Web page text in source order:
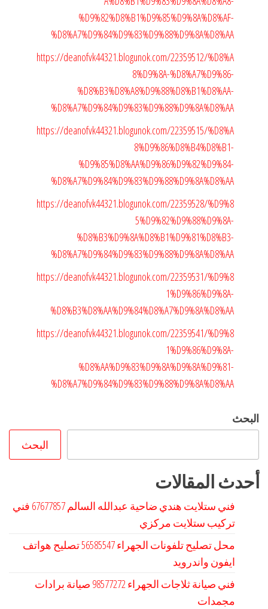
%D9%82%D8%B1%D9%85%D9%8A%D8%AF-
%D8%A7%D9%84%D9%83%D9%88%D9%8A%D8%AA
https://deanofvk44321.blogunok.com/22359512/%D8%A
8%D9%8A-%D8%A7%D9%86-
%D8%B3%D8%A8%D9%88%D8%B1%D8%AA-
%D8%A7%D9%84%D9%83%D9%88%D9%8A%D8%AA
https://deanofvk44321.blogunok.com/22359515/%D8%A
8%D9%86%D8%B4%D8%B1-
%D9%85%D8%AA%D9%86%D9%82%D9%84-
%D8%A7%D9%84%D9%83%D9%88%D9%8A%D8%AA
https://deanofvk44321.blogunok.com/22359528/%D9%8
5%D9%82%D9%88%D9%8A-
%D8%B3%D9%8A%D8%B1%D9%81%D8%B3-
%D8%A7%D9%84%D9%83%D9%88%D9%8A%D8%AA
https://deanofvk44321.blogunok.com/22359531/%D9%8
1%D9%86%D9%8A-
%D8%B3%D8%AA%D9%84%D8%A7%D9%8A%D8%AA
https://deanofvk44321.blogunok.com/22359541/%D9%8
1%D9%86%D9%8A-
%D8%AA%D9%83%D9%8A%D9%8A%D9%81-
%D8%A7%D9%84%D9%83%D9%88%D9%8A%D8%AA
البحث
البحث
أحدث المقالات
فني ستلايت هندي ضاحية عبدالله السالم 67677857 فني
تركيب ستلايت مركزي
محل تصليح تلفونات الجهراء 56585547 تصليح هواتف
ايفون واندرويد
فني صيانة ثلاجات الجهراء 98577272 صيانة برادات
مجمدات